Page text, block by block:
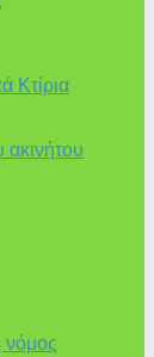
Κτίρια
ακινήτου